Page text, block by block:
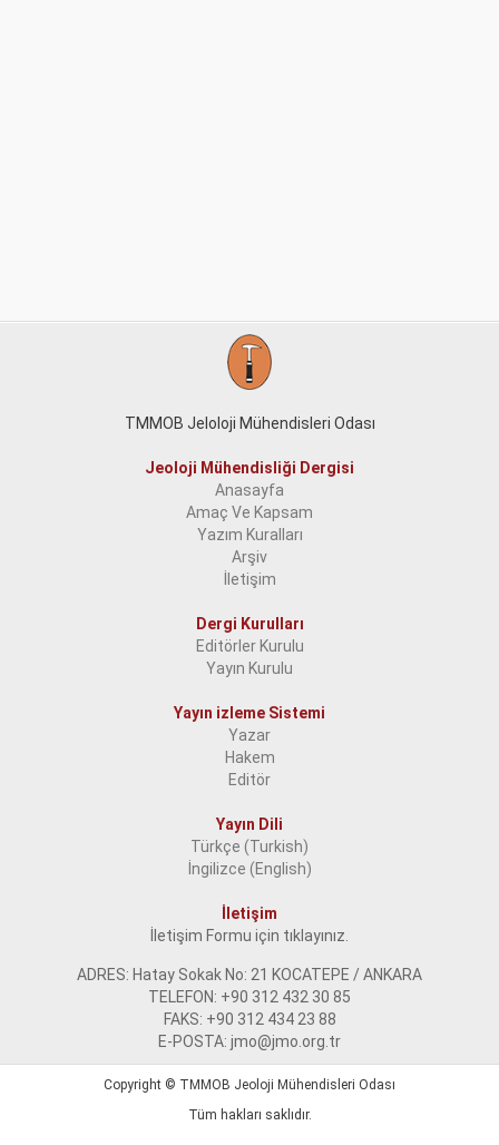
TMMOB Jeloloji Mühendisleri Odası
Jeoloji Mühendisliği Dergisi
Anasayfa
Amaç Ve Kapsam
Yazım Kuralları
Arşiv
İletişim
Dergi Kurulları
Editörler Kurulu
Yayın Kurulu
Yayın izleme Sistemi
Yazar
Hakem
Editör
Yayın Dili
Türkçe (Turkish)
İngilizce (English)
İletişim
İletişim Formu için tıklayınız.
ADRES: Hatay Sokak No: 21 KOCATEPE / ANKARA
TELEFON: +90 312 432 30 85
FAKS: +90 312 434 23 88
E-POSTA: jmo@jmo.org.tr
Copyright © TMMOB Jeoloji Mühendisleri Odası
Tüm hakları saklıdır.